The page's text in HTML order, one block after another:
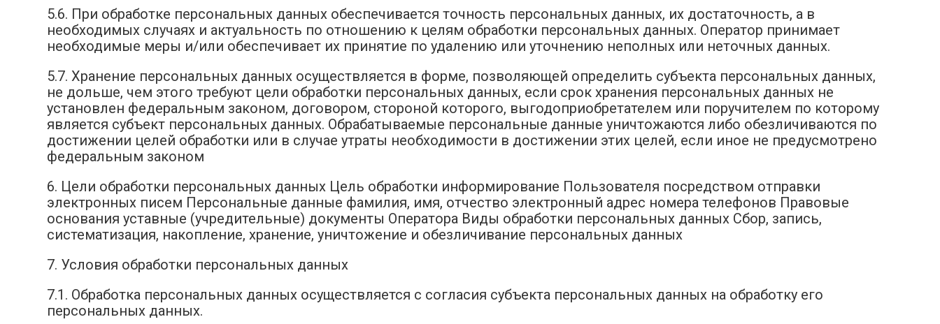
5.6. При обработке персональных данных обеспечивается точность персональных данных, их достаточность, а в
необходимых случаях и актуальность по отношению к целям обработки персональных данных. Оператор принимает
необходимые меры и/или обеспечивает их принятие по удалению или уточнению неполных или неточных данных.
5.7. Хранение персональных данных осуществляется в форме, позволяющей определить субъекта персональных данных,
не дольше, чем этого требуют цели обработки персональных данных, если срок хранения персональных данных не
установлен федеральным законом, договором, стороной которого, выгодоприобретателем или поручителем по которому
является субъект персональных данных. Обрабатываемые персональные данные уничтожаются либо обезличиваются по
достижении целей обработки или в случае утраты необходимости в достижении этих целей, если иное не предусмотрено
федеральным законом
6. Цели обработки персональных данных Цель обработки информирование Пользователя посредством отправки
электронных писем Персональные данные фамилия, имя, отчество электронный адрес номера телефонов Правовые
основания уставные (учредительные) документы Оператора Виды обработки персональных данных Сбор, запись,
систематизация, накопление, хранение, уничтожение и обезличивание персональных данных
7. Условия обработки персональных данных
7.1. Обработка персональных данных осуществляется с согласия субъекта персональных данных на обработку его
персональных данных.